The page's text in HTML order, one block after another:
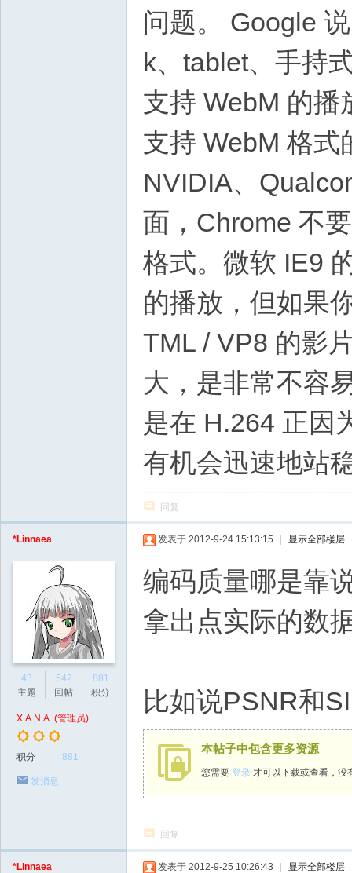
问题。 Google
k、tablet、手持
支持 WebM 的
支持 WebM 格
NVIDIA、
面，Chrome 不
格式。微软 IE9
的播放，但如果
TML / VP8 的影
大，是非常不容
是在 H.264 正因
有机会迅速地站
回复
*Linnaea
43
主题
542
回帖
881
积分
X.A.N.A. (管理员)
积分 881
发消息
发表于 2012-9-24 15:13:15 显示全部楼层
编码质量哪是靠
拿出点实际的数
比如说PSNR和
本帖子中包含更多资源
您需要 登录 才可以下载或查看，没
回复
*Linnaea 发表于 2012-9-25 10:26:43 显示全部楼层